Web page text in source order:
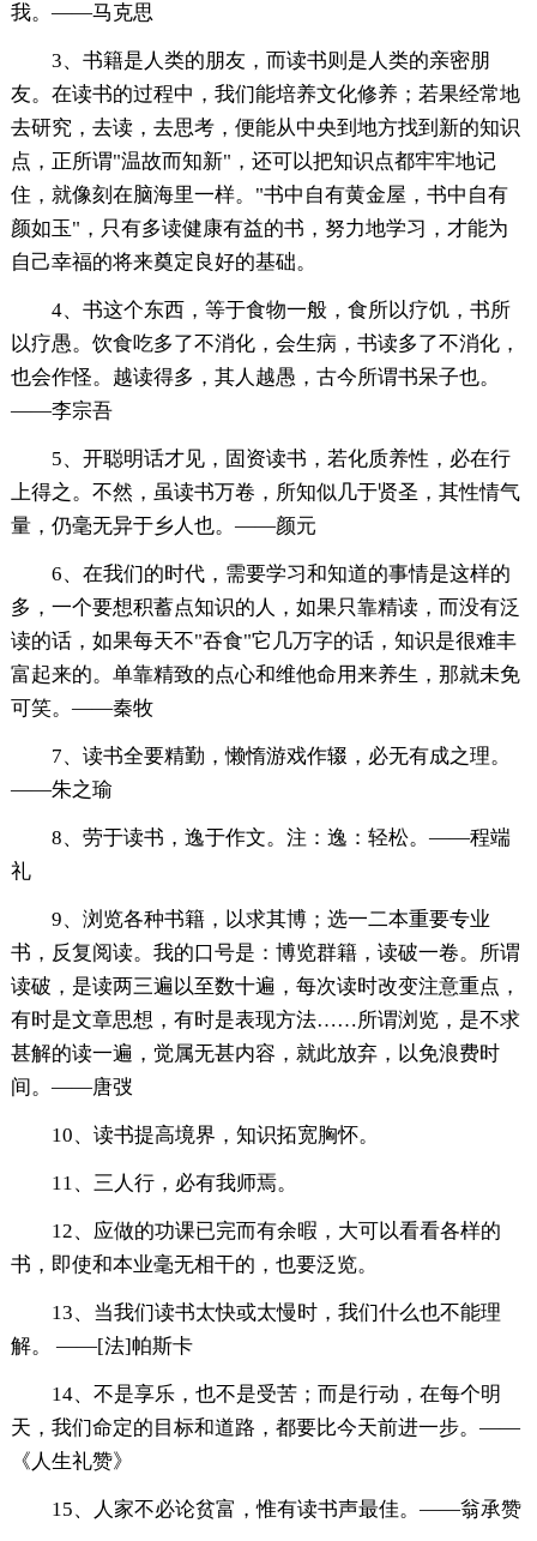
我。——马克思
3、书籍是人类的朋友，而读书则是人类的亲密朋
友。在读书的过程中，我们能培养文化修养；若果经常地
去研究，去读，去思考，便能从中央到地方找到新的知识
点，正所谓"温故而知新"，还可以把知识点都牢牢地记
住，就像刻在脑海里一样。"书中自有黄金屋，书中自有
颜如玉"，只有多读健康有益的书，努力地学习，才能为
自己幸福的将来奠定良好的基础。
4、书这个东西，等于食物一般，食所以疗饥，书所
以疗愚。饮食吃多了不消化，会生病，书读多了不消化，
也会作怪。越读得多，其人越愚，古今所谓书呆子也。
——李宗吾
5、开聪明话才见，固资读书，若化质养性，必在行
上得之。不然，虽读书万卷，所知似几于贤圣，其性情气
量，仍毫无异于乡人也。——颜元
6、在我们的时代，需要学习和知道的事情是这样的
多，一个要想积蓄点知识的人，如果只靠精读，而没有泛
读的话，如果每天不"吞食"它几万字的话，知识是很难丰
富起来的。单靠精致的点心和维他命用来养生，那就未免
可笑。——秦牧
7、读书全要精勤，懒惰游戏作辍，必无有成之理。
——朱之瑜
8、劳于读书，逸于作文。注：逸：轻松。——程端
礼
9、浏览各种书籍，以求其博；选一二本重要专业
书，反复阅读。我的口号是：博览群籍，读破一卷。所谓
读破，是读两三遍以至数十遍，每次读时改变注意重点，
有时是文章思想，有时是表现方法……所谓浏览，是不求
甚解的读一遍，觉属无甚内容，就此放弃，以免浪费时
间。——唐弢
10、读书提高境界，知识拓宽胸怀。
11、三人行，必有我师焉。
12、应做的功课已完而有余暇，大可以看看各样的
书，即使和本业毫无相干的，也要泛览。
13、当我们读书太快或太慢时，我们什么也不能理
解。 ——[法]帕斯卡
14、不是享乐，也不是受苦；而是行动，在每个明
天，我们命定的目标和道路，都要比今天前进一步。——
《人生礼赞》
15、人家不必论贫富，惟有读书声最佳。——翁承赞